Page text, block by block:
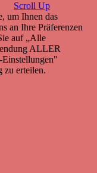
Scroll Up
um Ihnen das
an Ihre Präferenzen
auf „Alle
ALLER
zu erteilen.